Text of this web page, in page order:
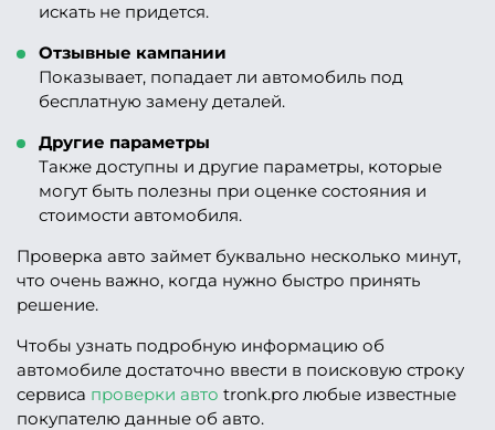
искать не придется.
Отзывные кампании
Показывает, попадает ли автомобиль под
бесплатную замену деталей.
Другие параметры
Также доступны и другие параметры, которые
могут быть полезны при оценке состояния и
стоимости автомобиля.
Проверка авто займет буквально несколько минут,
что очень важно, когда нужно быстро принять
решение.
Чтобы узнать подробную информацию об
автомобиле достаточно ввести в поисковую строку
сервиса проверки авто tronk.pro любые известные
покупателю данные об авто.